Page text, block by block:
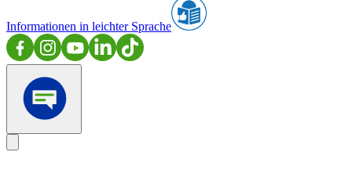
Informationen in leichter Sprache